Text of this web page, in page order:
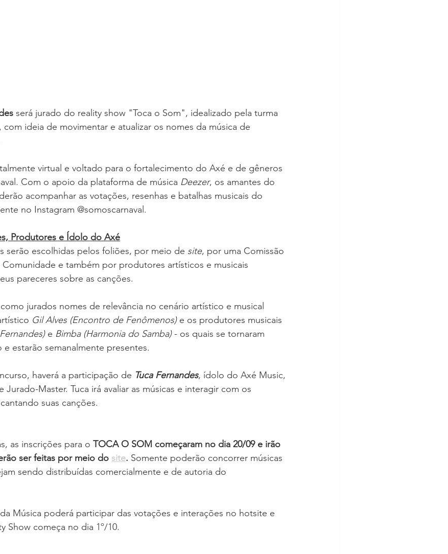
será jurado do reality show "Toca o Som", idealizado pela turma
ideia de movimentar e atualizar os nomes da música de
virtual e voltado para o fortalecimento do Axé e de gêneros
Com o apoio da plataforma de música Deezer, os amantes do
acompanhar as votações, resenhas e batalhas musicais do
no Instagram @somoscarnaval.
Produtores e Ídolo do Axé
serão escolhidas pelos foliões, por meio de site, por uma Comissão
e também por produtores artísticos e musicais
pareceres sobre as canções.
jurados nomes de relevância no cenário artístico e musical
Gil Alves (Encontro de Fenômenos) e os produtores musicais
e Bimba (Harmonia do Samba) - os quais se tornaram
estarão semanalmente presentes.
haverá a participação de Tuca Fernandes, ídolo do Axé Music,
Jurado-Master. Tuca irá avaliar as músicas e interagir com os
suas canções.
as inscrições para o TOCA O SOM começaram no dia 20/09 e irão
ser feitas por meio do site. Somente poderão concorrer músicas
sendo distribuídas comercialmente e de autoria do
Música poderá participar das votações e interações no hotsite e
Show começa no dia 1º/10.